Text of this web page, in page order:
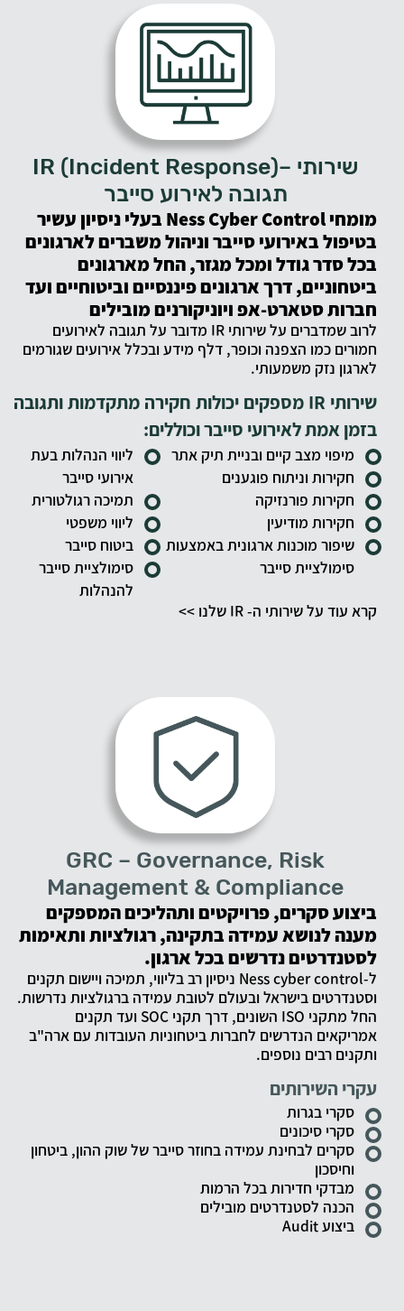
שירותי –(Incident Response) IR
תגובה לאירוע סייבר
מומחי Ness Cyber Control בעלי ניסיון עשיר
בטיפול באירועי סייבר וניהול משברים לארגונים
בכל סדר גודל ומכל מגזר, החל מארגונים
ביטחוניים, דרך ארגונים פיננסיים וביטוחיים ועד
חברות סטארט-אפ ויוניקורנים מובילים
לרוב שמדברים על שירותי IR מדובר על תגובה לאירועים
חמורים כמו הצפנה וכופר, דלף מידע ובכלל אירועים שגורמים
לארגון נזק משמעותי.
שירותי IR מספקים יכולות חקירה מתקדמות ותגובה
בזמן אמת לאירועי סייבר וכוללים:
מיפוי מצב קיים ובניית תיק אתר
חקירות וניתוח פוגענים
חקירות פורנזיקה
חקירות מודיעין
שיפור מוכנות ארגונית באמצעות
סימולציית סייבר
ליווי הנהלות בעת
אירועי סייבר
תמיכה רגולטורית
ליווי משפטי
ביטוח סייבר
סימולציית סייבר
להנהלות
קרא עוד על שירותי ה- IR שלנו >>
GRC – Governance, Risk
Management & Compliance
ביצוע סקרים, פרויקטים ותהליכים המספקים
מענה לנושא עמידה בתקינה, רגולציות ותאימות
לסטנדרטים נדרשים בכל ארגון.
ל-Ness cyber control ניסיון רב בליווי, תמיכה ויישום תקנים
וסטנדרטים בישראל ובעולם לטובת עמידה ברגולציות נדרשות.
החל מתקני ISO השונים, דרך תקני SOC ועד תקנים
אמריקאים הנדרשים לחברות ביטחוניות העובדות עם ארה"ב
ותקנים רבים נוספים.
עקרי השירותים
סקרי בגרות
סקרי סיכונים
סקרים לבחינת עמידה בחוזר סייבר של שוק ההון, ביטחון
וחיסכון
מבדקי חדירות בכל הרמות
הכנה לסטנדרטים מובילים
ביצוע Audit